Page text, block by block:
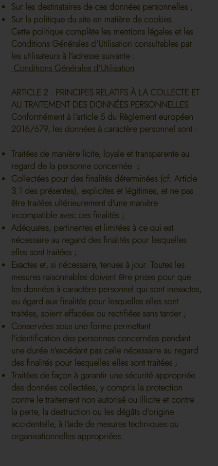
Sur les destinataires de ces données personnelles ;
Sur la politique du site en matière de cookies.
Cette politique complète les mentions légales et les
Conditions Générales d’Utilisation consultables par
les utilisateurs à l’adresse suivante :
Conditions Générales d’Utilisation
ARTICLE 2 : PRINCIPES RELATIFS À LA COLLECTE ET
AU TRAITEMENT DES DONNÉES PERSONNELLES
Conformément à l’article 5 du Règlement européen
2016/679, les données à caractère personnel sont :
Traitées de manière licite, loyale et transparente au
regard de la personne concernée ;
Collectées pour des finalités déterminées (cf. Article
3.1 des présentes), explicites et légitimes, et ne pas
être traitées ultérieurement d'une manière
incompatible avec ces finalités ;
Adéquates, pertinentes et limitées à ce qui est
nécessaire au regard des finalités pour lesquelles
elles sont traitées ;
Exactes et, si nécessaire, tenues à jour. Toutes les
mesures raisonnables doivent être prises pour que
les données à caractère personnel qui sont inexactes,
eu égard aux finalités pour lesquelles elles sont
traitées, soient effacées ou rectifiées sans tarder ;
Conservées sous une forme permettant
l'identification des personnes concernées pendant
une durée n'excédant pas celle nécessaire au regard
des finalités pour lesquelles elles sont traitées ;
Traitées de façon à garantir une sécurité appropriée
des données collectées, y compris la protection
contre le traitement non autorisé ou illicite et contre
la perte, la destruction ou les dégâts d'origine
accidentelle, à l'aide de mesures techniques ou
organisationnelles appropriées.